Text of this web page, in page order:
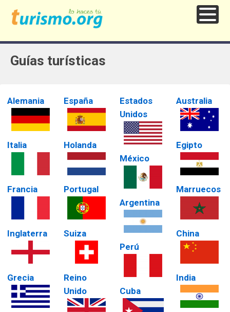
Guías turísticas
Alemania
Italia
Francia
Inglaterra
Grecia
España
Holanda
Portugal
Suiza
Reino
Unido
Estados
Unidos
México
Argentina
Perú
Cuba
Australia
Egipto
Marruecos
China
India